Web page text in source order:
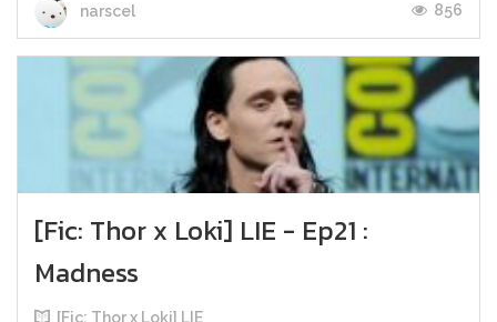
narscel 856
[Fic: Thor x Loki] LIE - Ep21 :
Madness
[Fic: Thor x Loki] LIE